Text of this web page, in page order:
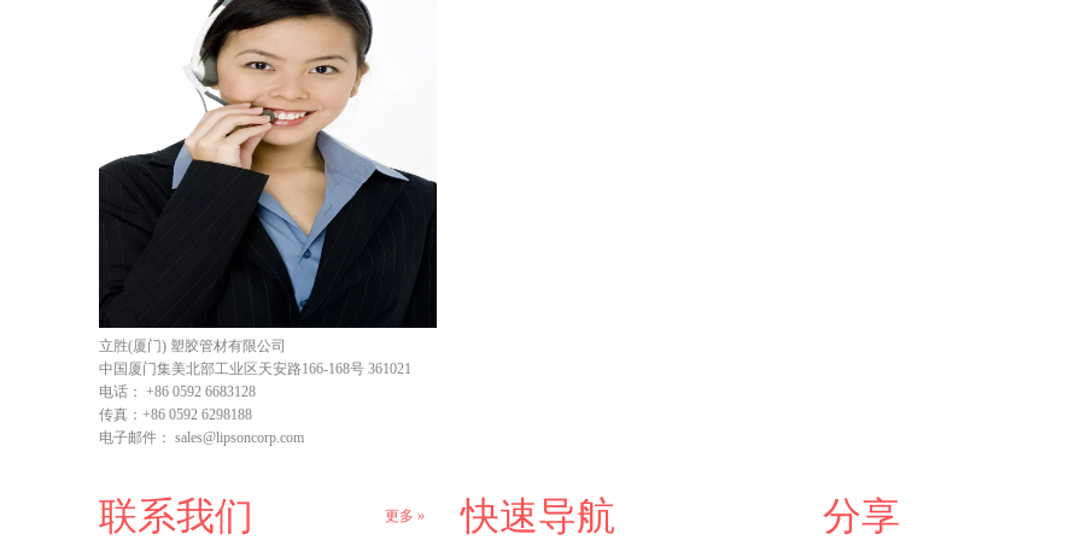
立胜(厦门) 塑胶管材有限公司
中国厦门集美北部工业区天安路166-168号 361021
电话： +86 0592 6683128
传真： +86 0592 6298188
电子邮件： sales@lipsoncorp.com
联系我们 更多 » 快速导航 分享